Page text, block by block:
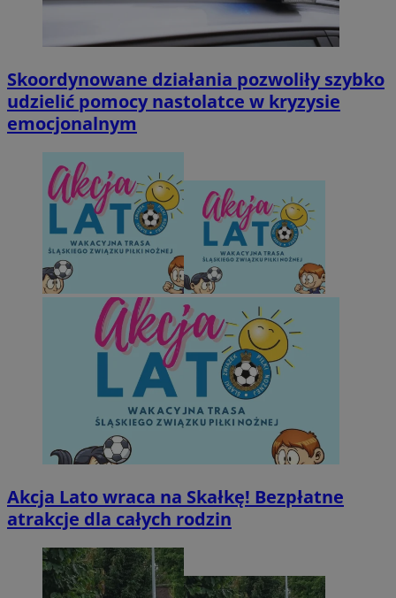
Skoordynowane działania pozwoliły szybko
udzielić pomocy nastolatce w kryzysie
emocjonalnym
Akcja Lato wraca na Skałkę! Bezpłatne
atrakcje dla całych rodzin